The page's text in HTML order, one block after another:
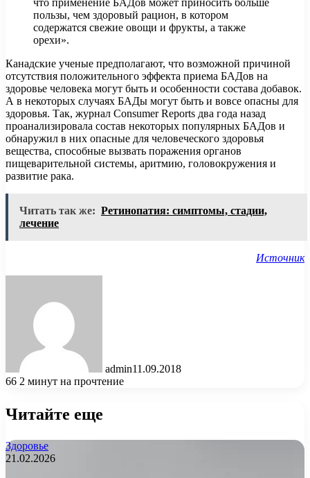
пользы, чем здоровый рацион, в котором
содержатся свежие овощи и фрукты, а также
орехи».
Канадские ученые предполагают, что возможной причиной
отсутствия положительного эффекта приема БАДов на
здоровье человека могут быть и особенности состава добавок.
А в некоторых случаях БАДы могут быть и вовсе опасны для
здоровья. Так, журнал Consumer Reports два года назад
проанализировала состав некоторых популярных БАДов и
обнаружил в них опасные для человеческого здоровья
вещества, способные вызвать поражения органов
пищеварительной системы, аритмию, головокружения и
развитие рака.
Читать так же: Ретинопатия: симптомы, стадии,
лечение
Источник
admin11.09.2018
66 2 минут на прочтение
Читайте еще
Здоровье
21.02.2026